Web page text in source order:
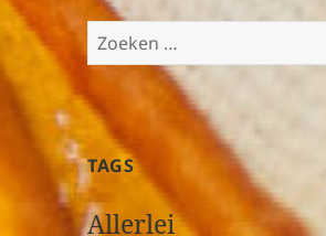
Z
o
k
e
n
n
a
TAGS
Allerlei